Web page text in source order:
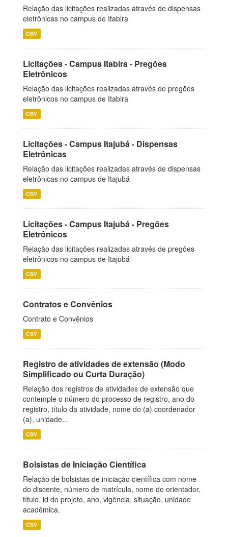
Relação das licitações realizadas através de dispensas
eletrônicas no campus de Itabira
CSV
Licitações - Campus Itabira - Pregões
Eletrônicos
Relação das licitações realizadas através de pregões
eletrônicos no campus de Itabira
CSV
Licitações - Campus Itajubá - Dispensas
Eletrônicas
Relação das licitações realizadas através de dispensas
eletrônicas no campus de Itajubá
CSV
Licitações - Campus Itajubá - Pregões
Eletrônicos
Relação das licitações realizadas através de pregões
eletrônicos no campus de Itajubá
CSV
Contratos e Convênios
Contrato e Convênios
CSV
Registro de atividades de extensão (Modo
Simplificado ou Curta Duração)
Relação dos registros de atividades de extensão que
contemple o número do processo de registro, ano do
registro, título da atividade, nome do (a) coordenador
(a), unidade...
CSV
Bolsistas de Iniciação Científica
Relação de bolsistas de iniciação científica com nome
do discente, número de matrícula, nome do orientador,
título, id do projeto, ano, vigência, situação, unidade
acadêmica.
CSV